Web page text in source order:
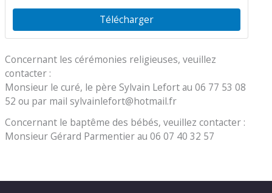
Télécharger
Concernant les cérémonies religieuses, veuillez
contacter :
Monsieur le curé, le père Sylvain Lefort au 06 77 53 08
52 ou par mail sylvainlefort@hotmail.fr
Concernant le baptême des bébés, veuillez contacter :
Monsieur Gérard Parmentier au 06 07 40 32 57